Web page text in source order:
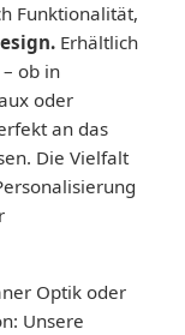
Funktionalität,
Erhältlich
– ob in
oder
an das
Die Vielfalt
Optik oder
Unsere